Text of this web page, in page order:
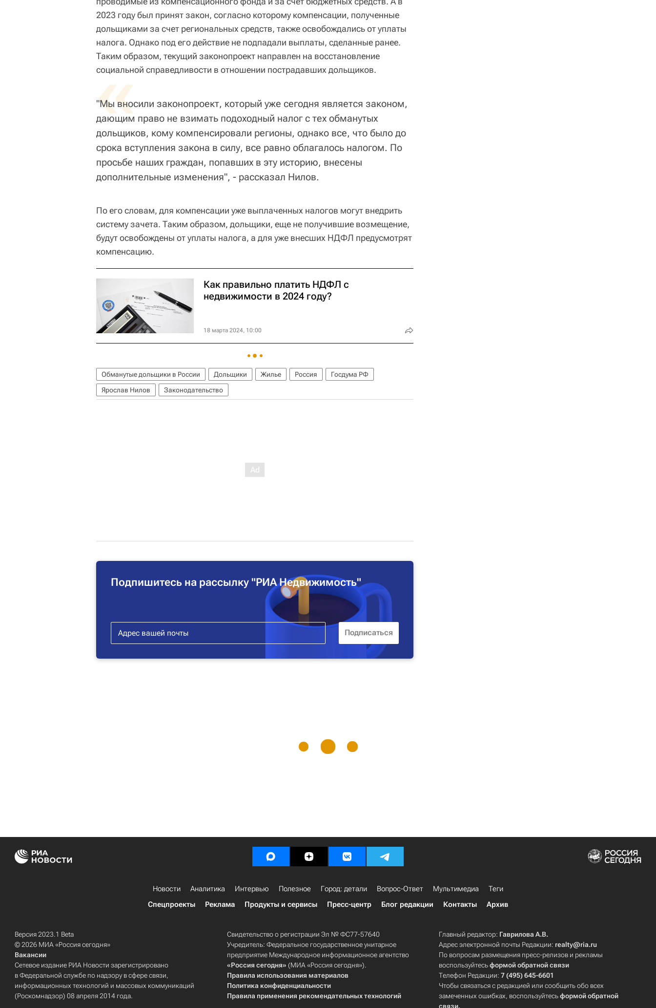
2023 году был принят закон, согласно которому компенсации, полученные
дольщиками за счет региональных средств, также освобождались от уплаты
налога. Однако под его действие не подпадали выплаты, сделанные ранее.
Таким образом, текущий законопроект направлен на восстановление
социальной справедливости в отношении пострадавших дольщиков.
«
"Мы вносили законопроект, который уже сегодня является законом,
дающим право не взимать подоходный налог с тех обманутых
дольщиков, кому компенсировали регионы, однако все, что было до
срока вступления закона в силу, все равно облагалось налогом. По
просьбе наших граждан, попавших в эту историю, внесены
дополнительные изменения", - рассказал Нилов.
По его словам, для компенсации уже выплаченных налогов могут внедрить
систему зачета. Таким образом, дольщики, еще не получившие возмещение,
будут освобождены от уплаты налога, а для уже внесших НДФЛ предусмотрят
компенсацию.
Как правильно платить НДФЛ с
недвижимости в 2024 году?
18 марта 2024, 10:00
Обманутые дольщики в России Дольщики Жилье Россия
Госдума РФ
Ярослав Нилов
Законодательство
Подпишитесь на рассылку "РИА Недвижимость"
Новости Аналитика Интервью Полезное Город: детали Вопрос-Ответ Мультимедиа
Теги
Спецпроекты
Реклама Продукты и сервисы Пресс-центр Блог редакции Контакты Архив
Версия 2023.1 Beta
© 2026 МИА «Россия сегодня»
Вакансии
Сетевое издание РИА Новости зарегистрировано
в Федеральной службе по надзору в сфере связи,
информационных технологий и массовых коммуникаций
(Роскомнадзор) 08 апреля 2014 года.
Свидетельство о регистрации Эл № ФС77-57640
Учредитель: Федеральное государственное унитарное
предприятие Международное информационное агентство
«Россия сегодня» (МИА «Россия сегодня»).
Правила использования материалов
Политика конфиденциальности
Правила применения рекомендательных технологий
Главный редактор: Гаврилова А.В.
Адрес электронной почты Редакции: realty@ria.ru
По вопросам размещения пресс-релизов и рекламы
воспользуйтесьформой обратной связи
Телефон Редакции:7 (495) 645-6601
Чтобы связаться с редакцией или сообщить обо всех
замеченных ошибках, воспользуйтесьформой обратной
связи.